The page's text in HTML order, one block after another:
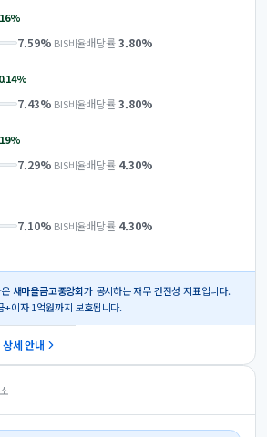
%
7.59% BIS비율배당률 3.80%
%
7.43% BIS비율배당률 3.80%
%
7.29% BIS비율배당률 4.30%
7.10% BIS비율배당률 4.30%
새마을금고중앙회가 공시하는 재무 건전성 지표입니다.
+이자 1억원까지 보호됩니다.
세 안내